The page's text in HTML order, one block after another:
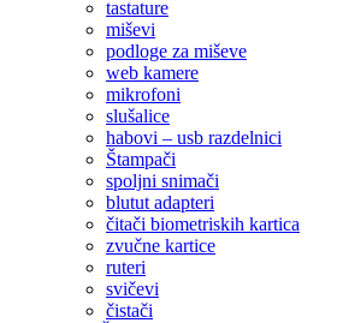
tastature
miševi
podloge za miševe
web kamere
mikrofoni
slušalice
habovi – usb razdelnici
Štampači
spoljni snimači
blutut adapteri
čitači biometriskih kartica
zvučne kartice
ruteri
svičevi
čistači